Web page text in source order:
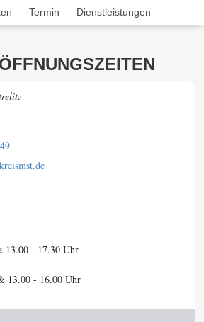
Termin Dienstleistungen
13.00 - 17.30 Uhr
13.00 - 16.00 Uhr